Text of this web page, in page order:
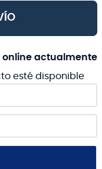
online actualmente
esté disponible